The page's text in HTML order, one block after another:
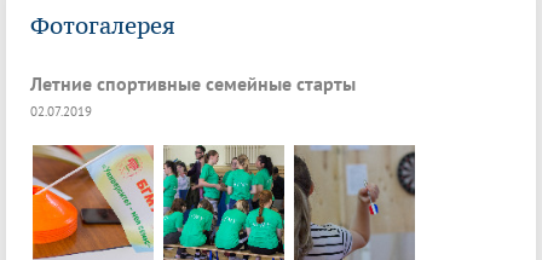
Фотогалерея
Летние спортивные семейные старты
02.07.2019